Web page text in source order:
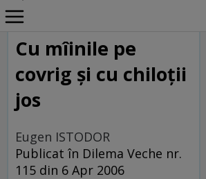
Home
La centru şi la margine
Cu mîinile pe
covrig şi cu chiloţii
jos
Eugen ISTODOR
Publicat în Dilema Veche nr.
115 din 6 Apr 2006